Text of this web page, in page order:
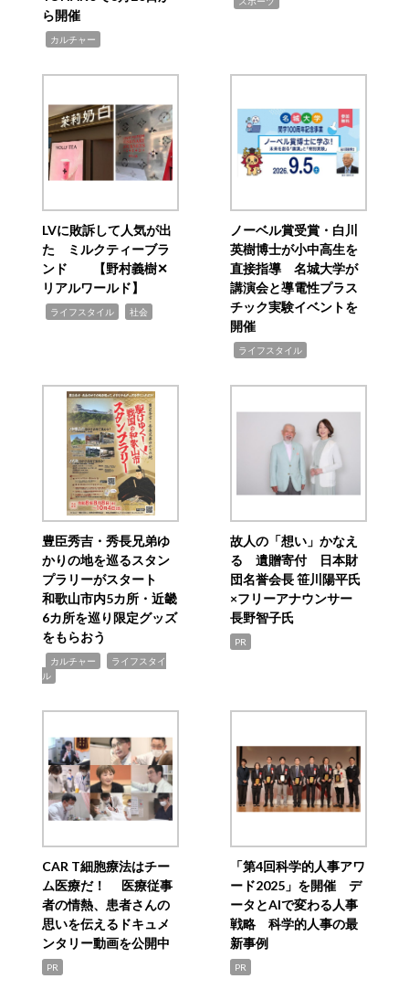
ら開催
カルチャー
LVに敗訴して人気が出
た ミルクティーブラ
ンド 【野村義樹✕
リアルワールド】
ライフスタイル 社会
ノーベル賞受賞・白川
英樹博士が小中高生を
直接指導 名城大学が
講演会と導電性プラス
チック実験イベントを
開催
ライフスタイル
豊臣秀吉・秀長兄弟ゆ
かりの地を巡るスタン
プラリーがスタート
和歌山市内5カ所・近畿
6カ所を巡り限定グッズ
をもらおう
カルチャー
ライフスタイ
ル
故人の「想い」かなえ
る 遺贈寄付 日本財
団名誉会長 笹川陽平氏
×フリーアナウンサー
長野智子氏
PR
CAR T細胞療法はチー
ム医療だ！ 医療従事
者の情熱、患者さんの
思いを伝えるドキュメ
ンタリー動画を公開中
PR
「第4回科学的人事アワ
ード2025」を開催 デ
ータとAIで変わる人事
戦略 科学的人事の最
新事例
PR